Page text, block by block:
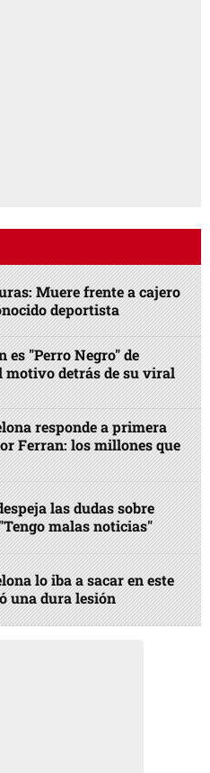
Muere frente a cajero
deportista
es "Perro Negro" de
motivo detrás de su viral
responde a primera
Ferran: los millones que
las dudas sobre
malas noticias"
lo iba a sacar en este
una dura lesión